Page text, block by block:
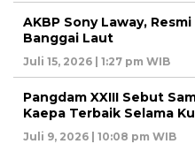
AKBP Sony Laway,
Banggai Laut
Juli 15, 2026 | 1:27 pm WIB
Pangdam XXIII Sebut
Kaepa Terbaik Selama
Juli 9, 2026 | 10:08 pm WIB